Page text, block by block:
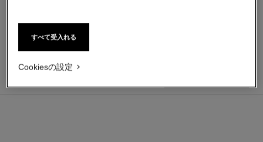
すべて受入れる
Cookiesの設定